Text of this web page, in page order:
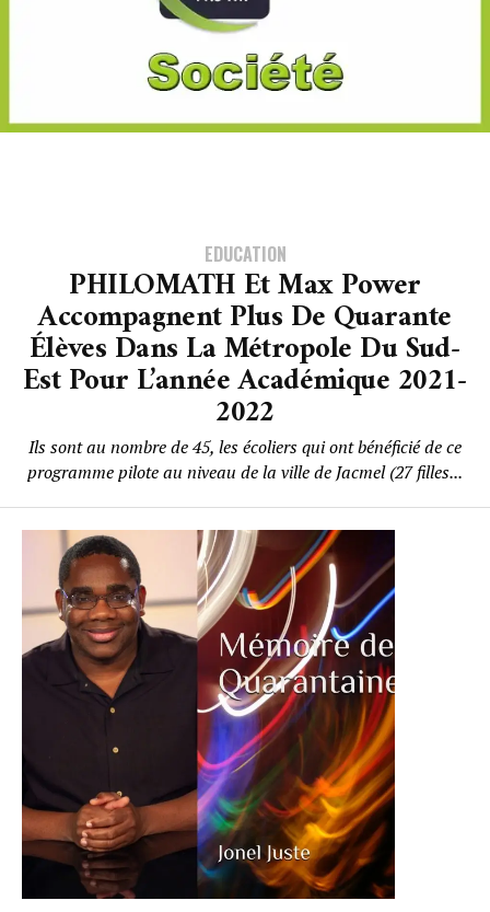
EDUCATION
PHILOMATH Et Max Power
Accompagnent Plus De Quarante
Élèves Dans La Métropole Du Sud-
Est Pour L’année Académique 2021-
2022
Ils sont au nombre de 45, les écoliers qui ont bénéficié de ce
programme pilote au niveau de la ville de Jacmel (27 filles...